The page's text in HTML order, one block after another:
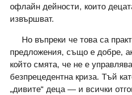
офлайн дейности, които
извършват.
Но въпреки че това са
предложения, също е добре,
който смята, че не е
безпрецедентна криза. Тъй
„дивите“ деца — и всички